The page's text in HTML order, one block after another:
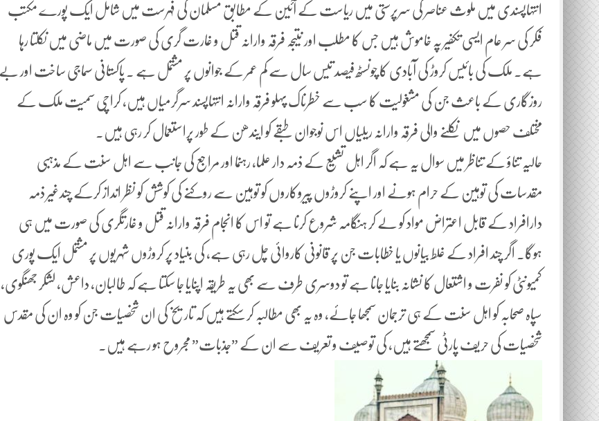
انتہاپسندی میں ملوث عناصر کی سرپرستی میں ریاست کے آئین کے مطابق مسلمان کی فہرست میں شامل ایک پورے مکتب
فکر کی سر عام ایسی تکفیر پہ خاموش ہیں جس کا مطلب اور نتیجہ فرقہ وارانہ قتل و غارت گری کی صورت میں ماضی میں نکلتا رہا
ہے۔ ملک کی بائیس کروڑ کی آبادی کا چونسٹھ فیصد تیس سال سے کم عمر کے جوانوں پر مشتمل ہے ۔ پاکستانی سماجی ساخت اور بے
روزگاری کے باعث جن کی مشغولیت کا سب سے خطرناک پہلو فرقہ وارانہ انتہاپسند سرگرمیاں ہیں، کراچی سمیت ملک کے
مختلف حصوں میں نکلنے والی فرقہ وارانہ ریلیاں اس نوجوان طبقے کو ایندھن کے طور پراستعمال کر رہی ہیں۔
حالیہ تناؤ کے تناظر میں سوال یہ ہے کہ اگر اہل تشیع کے ذمہ دار علما، رہنما اور مراجع کی جانب سے اہل سنت کے مذہبی
مقدسات کی توہین کے حرام ہونے اور اپنے کروڑوں پیروکاروں کو توہین سے روکنے کی کوشش کو نظر انداز کرکے چندغیر ذمہ
دارافراد کے قابل اعتراض مواد کو لے کر ہنگامہ شروع کرنا ہے تو اس کا انجام فرقہ وارانہ قتل و غارتگری کی صورت میں ہی
ہوگا۔ اگر چند افراد کے غلط بیانوں یا خطابات جن پر قانونی کاروائی چل رہی ہے، کی بنیاد پر کروڑوں شہریوں پر مشتمل ایک پوری
کمیونٹی کو نفرت و اشتعال کا نشانہ بنایا جانا ہے تو دوسری طرف سے بھی یہ طریقہ اپنایا جا سکتا ہے کہ طالبان، داعش، لشکر جھنگوی،
سپاہ صحابہ کو اہل سنت کے ہی ترجمان سمجھا جائے، وہ یہ بھی مطالبہ کر سکتے ہیں کہ تاریخ کی ان شخصیات جن کو وہ ان کی مقدس
شخصیات کی حریف پارٹی سمجھتے ہیں، کی توصیف و تعریف سے ان کے ”جذبات” مجروح ہو رہے ہیں۔